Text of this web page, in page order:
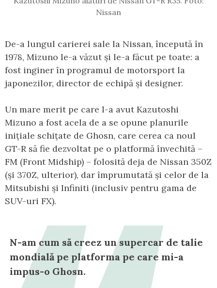
Nissan
De-a lungul carierei sale la Nissan, începută în
1978, Mizuno le-a văzut și le-a făcut pe toate: a
fost inginer în programul de motorsport la
japonezilor, director de echipă și designer.
Un mare merit pe care l-a avut Kazutoshi
Mizuno a fost acela de a se opune planurile
inițiale schițate de Ghosn, care cerea ca noul
GT-R să fie dezvoltat pe o platformă învechită –
FM (Front Midship) – folosită deja de Nissan 350Z
(și 370Z, ulterior), dar împrumutată și celor de la
Mitsubishi și Infiniti (inclusiv pentru gama de
SUV-uri FX).
N-am cum să creez un supercar de talie
mondială pe platforma pe care mi-a
impus-o Ghosn.